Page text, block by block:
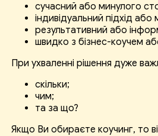
сучасний або минулого
індивідуальний підхід
результативний або
швидко з бізнес-коучем
При ухваленні рішення дуже
скільки;
чим;
та за що?
Якщо Ви обираєте коучинг, то